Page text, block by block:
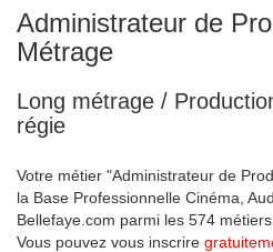
Administrateur de
Métrage
Long métrage /
régie
Votre métier "Administrateur de
la Base Professionnelle Cinéma,
Bellefaye.com parmi les 574
Vous pouvez vous inscrire